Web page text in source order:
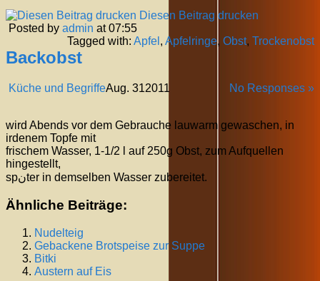
Diesen Beitrag drucken
Posted by admin at 07:55
Tagged with: Apfel , Apfelringe, Obst, Trockenobst
Backobst
Küche und Begriffe No Responses »
Aug. 312011
wird Abends vor dem Gebrauche lauwarm gewaschen, in
irdenem Topfe mit
frischem Wasser, 1-1/2 l auf 250g Obst, zum Aufquellen
hingestellt,
spنter in demselben Wasser zubereitet.
Ähnliche Beiträge:
Nudelteig
Gebackene Brotspeise zur Suppe
Bitki
Austern auf Eis